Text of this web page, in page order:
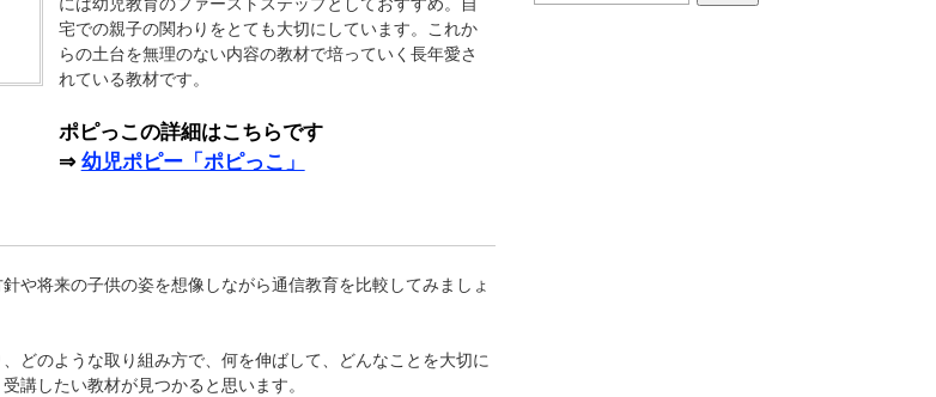
には幼児教育のファーストステップとしておすすめ。自
宅での親子の関わりをとても大切にしています。これか
らの土台を無理のない内容の教材で培っていく長年愛さ
れている教材です。
ポピっこの詳細はこちらです
⇒ 幼児ポピー「ポピっこ」
や将来の子供の姿を想像しながら通信教育を比較してみましょ
どのような取り組み方で、何を伸ばして、どんなことを大切に
講したい教材が見つかると思います。